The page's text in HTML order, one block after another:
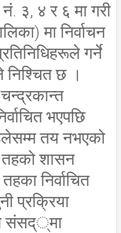
३, ४ र ६ मा गरी
मा निर्वाचन
गर्ने
छ ।
भएपछि
तय नभएको
शासन
निर्वाचित
प्रक्रिया
संसद््मा